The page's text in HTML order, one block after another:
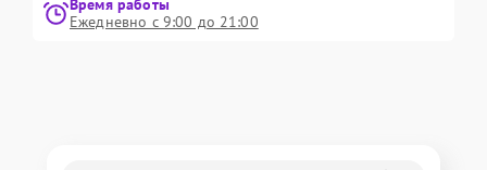
Время работы
Ежедневно с 9:00 до 21:00